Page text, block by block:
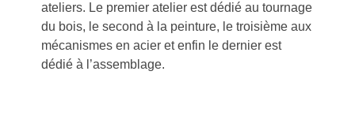
ateliers. Le premier atelier est dédié au tournage
du bois, le second à la peinture, le troisième aux
mécanismes en acier et enfin le dernier est
dédié à l’assemblage.